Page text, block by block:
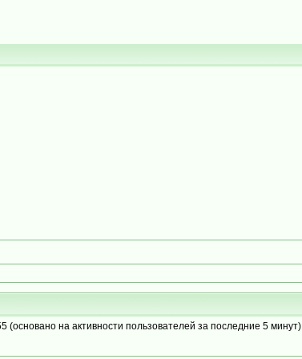
(основано на активности пользователей за последние 5 минут)